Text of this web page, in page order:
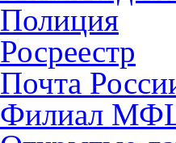
Полиция
Росреестр
Почта
Филиал